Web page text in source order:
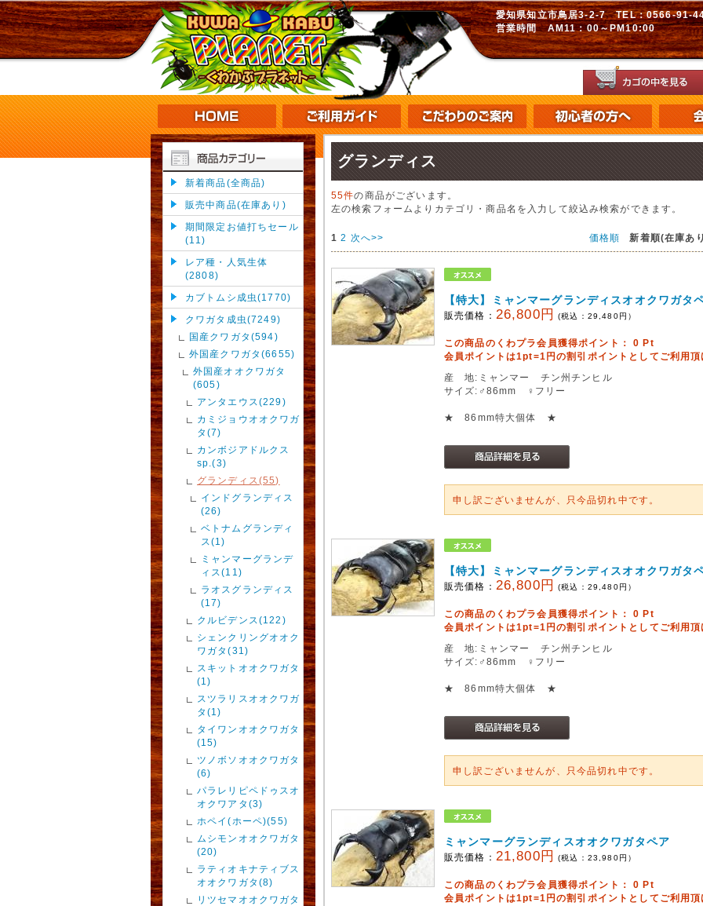
愛知県知立市鳥居3-2-7 TEL：0566-
営業時間 AM11：00～PM10:00
新着商品(全商品)
販売中商品(在庫あり)
期間限定お値打ちセール
(11)
レア種・人気生体
(2808)
カブトムシ成虫(1770)
クワガタ成虫(7249)
国産クワガタ(594)
外国産クワガタ(6655)
外国産オオクワガタ
(605)
アンタエウス(229)
カミジョウオオクワガ
タ(7)
カンボジアドルクス
sp.(3)
グランディス(55)
インドグランディス
(26)
ベトナムグランディ
ス(1)
ミャンマーグランデ
ィス(11)
ラオスグランディス
(17)
クルビデンス(122)
シェンクリングオオク
ワガタ(31)
スキットオオクワガタ
(1)
スツラリスオオクワガ
タ(1)
タイワンオオクワガタ
(15)
ツノボソオオクワガタ
(6)
パラレリピペドゥスオ
オクワアタ(3)
ホペイ(ホーペ)(55)
ムシモンオオクワガタ
(20)
ラティオキナティブス
オオクワガタ(8)
リツセマオオクワガタ
グランディス
55件の商品がございます。
左の検索フォームよりカテゴリ・商品名を入力して絞込み検索ができます。
価格順 新着順(在庫あ
1 2 次へ>>
【特大】ミャンマーグランディスオオクワガタ
販売価格： 26,800円 (税込： 29,480円）
この商品のくわプラ会員獲得ポイント：0 Pt
会員ポイントは1pt=1円の割引ポイントとしてご利用頂
産 地:ミャンマー チン州チンヒル
サイズ:♂86mm ♀フリー
★ 86mm特大個体 ★
申し訳ございませんが、只今品切れ中です。
【特大】ミャンマーグランディスオオクワガタ
販売価格： 26,800円 (税込： 29,480円）
この商品のくわプラ会員獲得ポイント：0 Pt
会員ポイントは1pt=1円の割引ポイントとしてご利用頂
産 地:ミャンマー チン州チンヒル
サイズ:♂86mm ♀フリー
★ 86mm特大個体 ★
申し訳ございませんが、只今品切れ中です。
ミャンマーグランディスオオクワガタペア
販売価格： 21,800円 (税込： 23,980円）
この商品のくわプラ会員獲得ポイント：0 Pt
会員ポイントは1pt=1円の割引ポイントとしてご利用頂